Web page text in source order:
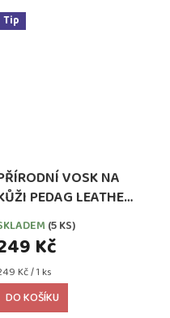
Tip
VOSK NA
PEDAG LEATHER
SE VČELÍM
(5 KS)
Kč
Kč / 1 ks
DO KOŠÍKU